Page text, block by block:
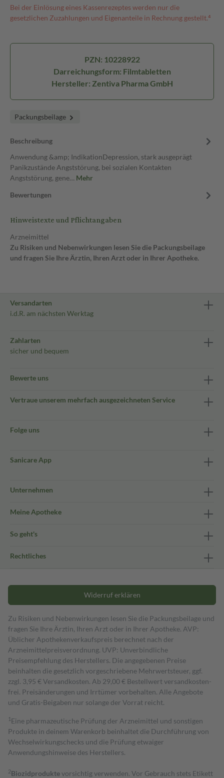
Bei der Einlösung eines Kassenrezeptes werden nur die
gesetzlichen Zuzahlungen und Eigenanteile in Rechnung gestellt.⁴
PZN: 10228922
Darreichungsform: Filmtabletten
Hersteller: Zentiva Pharma GmbH
Packungsbeilage
Beschreibung
Anwendung &amp; IndikationDepression, stark ausgeprägt
Panikzustände Angststörung, bei sozialen Kontakten
Angststörung, gene… Mehr
Bewertungen
Hinweistexte und Pflichtangaben
Arzneimittel
Zu Risiken und Nebenwirkungen lesen Sie die Packungsbeilage
und fragen Sie Ihre Ärztin, Ihren Arzt oder in Ihrer Apotheke.
Versandarten
i.d.R. am nächsten Werktag
Zahlarten
sicher und bequem
Bewerte uns
Vertraue unserem mehrfach ausgezeichneten Service
Folge uns
Sanicare App
Unternehmen
Meine Apotheke
So geht's
Rechtliches
Widerruf erklären
Zu Risiken und Nebenwirkungen lesen Sie die Packungsbeilage und
fragen Sie Ihre Ärztin, Ihren Arzt oder in Ihrer Apotheke. AVP:
Üblicher Apothekenverkaufspreis berechnet nach der
Arzneimittelpreisverordnung. UVP: Unverbindliche
Preisempfehlung des Herstellers. Die angegebenen Preise
beinhalten die gesetzlich vorgeschriebene Mehrwertsteuer, ggf.
zzgl. 3,95 € Versandkosten. Ab 29,00 € Bestell­wert versand­kosten­
frei. Preisänderungen und Irrtümer vorbehalten. Alle Angebote
und Gratis-Beigaben nur solange der Vorrat reicht.
1 Eine pharmazeutische Prüfung der Arzneimittel und sonstigen
Produkte in deinem Warenkorb beinhaltet die Durchführung von
Wechselwirkungschecks und die Prüfung etwaiger
Anwendungshinweise des Herstellers.
2Biozidproduktevorsichtig verwenden. Vor Gebrauch stets Etikett